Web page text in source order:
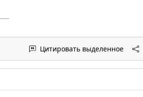
Цитировать выделенное